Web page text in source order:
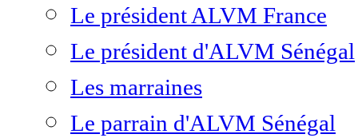
Le président ALVM France
Le président d'ALVM Sénégal
Les marraines
Le parrain d'ALVM Sénégal